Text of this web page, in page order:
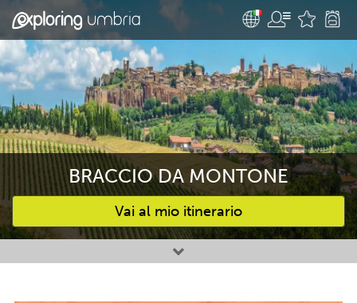
BRACCIO DA MONTONE
Vai al mio itinerario
Attività preferite